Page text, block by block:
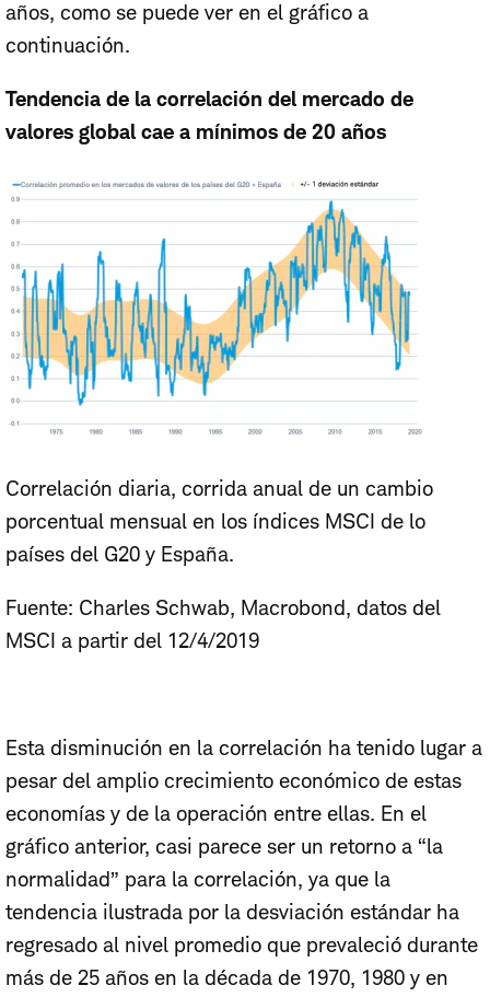
años, como se puede ver en el gráfico a
continuación.
Tendencia de la correlación del mercado de
valores global cae a mínimos de 20 años
Correlación diaria, corrida anual de un cambio
porcentual mensual en los índices MSCI de lo
países del G20 y España.
Fuente: Charles Schwab, Macrobond, datos del
MSCI a partir del 12/4/2019
Esta disminución en la correlación ha tenido lugar a
pesar del amplio crecimiento económico de estas
economías y de la operación entre ellas. En el
gráfico anterior, casi parece ser un retorno a “la
normalidad” para la correlación, ya que la
tendencia ilustrada por la desviación estándar ha
regresado al nivel promedio que prevaleció durante
más de 25 años en la década de 1970, 1980 y en